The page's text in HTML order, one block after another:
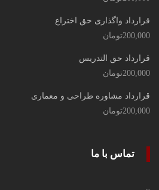
قرارداد واگذاری حق اختراع
200,000تومان
قرارداد حق التدریس
200,000تومان
قرارداد مشاوره طراحی و معماری
200,000تومان
تماس با ما